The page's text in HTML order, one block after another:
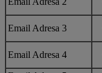
Email Adresa 3
Email Adresa 4